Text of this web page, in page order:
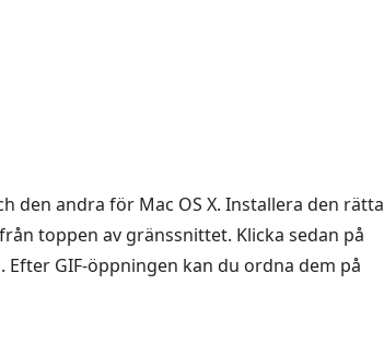
den andra för Mac OS X. Installera den rätta
toppen av gränssnittet. Klicka sedan på
GIF-öppningen kan du ordna dem på